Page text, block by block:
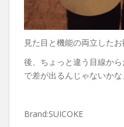
見た目と機能の両立した
後、ちょっと違う目線か
で差が出るんじゃないかな
Brand:SUICOKE